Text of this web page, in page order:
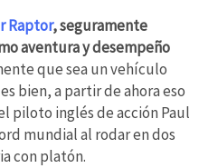
Raptor, seguramente
aventura y desempeño
que sea un vehículo
bien, a partir de ahora eso
piloto inglés de acción Paul
mundial al rodar en dos
con platón.